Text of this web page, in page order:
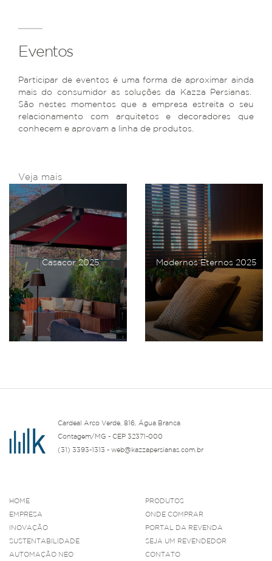
Eventos
Participar de eventos é uma forma de aproximar ainda
mais do consumidor as soluções da Kazza Persianas.
São nestes momentos que a empresa estreita o seu
relacionamento com arquitetos e decoradores que
conhecem e aprovam a linha de produtos.
Veja mais
Casacor 2025 Modernos Eternos 2025
Cardeal Arco Verde, 816, Água Branca
Contagem/MG - CEP 32371-000
(31) 3393-1313 - web@kazzapersianas.com.br
HOME
EMPRESA
INOVAÇÃO
SUSTENTABILIDADE
AUTOMAÇÃO NEO
PRODUTOS
ONDE COMPRAR
PORTAL DA REVENDA
SEJA UM REVENDEDOR
CONTATO